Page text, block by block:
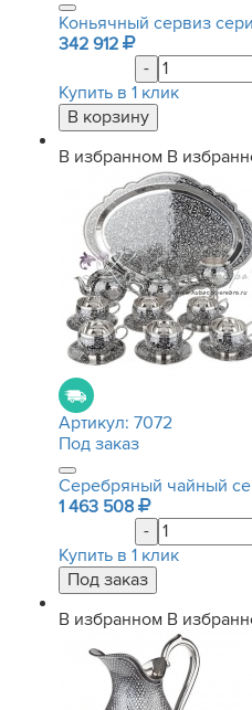
Коньячный сервиз
342 912
-
Купить в 1 клик
В избранном В
Артикул: 7072
Под заказ
Серебряный чайный
1 463 508
-
Купить в 1 клик
В избранном В